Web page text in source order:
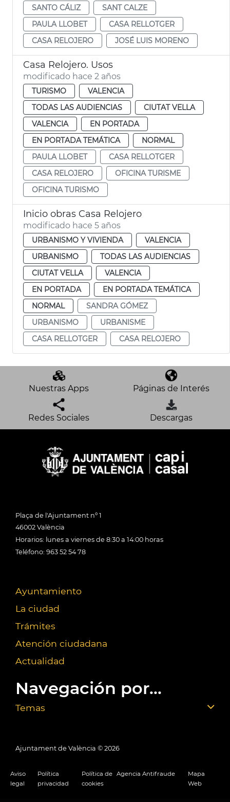
SANTO CÁLIZ
SANT CALZE
PAULA LLOBET
CASA RELLOTGER
CASA RELOJERO
JOSÉ LUIS MORENO
Casa Relojero. Usos
modificado hace 2 años
TURISMO
VALENCIA
TODAS LAS AUDIENCIAS
CIUTAT VELLA
VALENCIA
EN PORTADA
EN PORTADA TEMÁTICA
NORMAL
PAULA LLOBET
CASA RELLOTGER
CASA RELOJERO
OFICINA TURISME
OFICINA TURISMO
Inicio obras Casa Relojero
modificado hace 5 años
URBANISMO Y VIVIENDA
VALENCIA
URBANISMO
TODAS LAS AUDIENCIAS
CIUTAT VELLA
VALENCIA
EN PORTADA
EN PORTADA TEMÁTICA
NORMAL
SANDRA GÓMEZ
URBANISMO
URBANISME
CASA RELLOTGER
CASA RELOJERO
Nuestras Apps Páginas de Interés
Redes Sociales Descargas
Plaça de l'Ajuntament nº 1
46002 València
Horarios: lunes a viernes de 8:30 a 14:00 horas
Teléfono: 963 52 54 78
Ayuntamiento
La ciudad
Trámites
Atención ciudadana
Actualidad
Navegación por...
Temas
Ajuntament de València © 2026
Aviso
legal
Política
privacidad
Política de
cookies
Agencia Antifraude
Mapa
Web